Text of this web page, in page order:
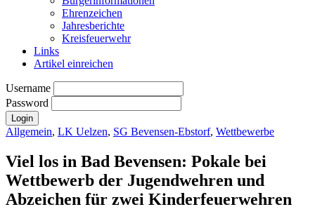
Ehrenzeichen
Jahresberichte
Kreisfeuerwehr
Links
Artikel einreichen
Username
Password
Allgemein, LK Uelzen, SG Bevensen-Ebstorf, Wettbewerbe
Viel los in Bad Bevensen: Pokale bei
Wettbewerb der Jugendwehren und
Abzeichen für zwei Kinderfeuerwehren